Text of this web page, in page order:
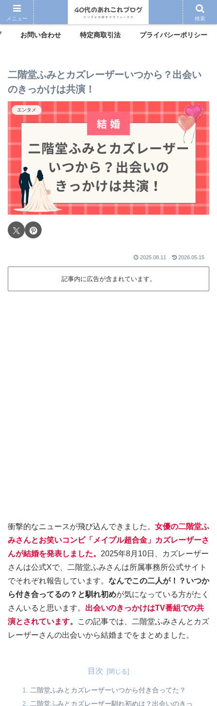
お問い合わせ 特定商取引法 プライバシーポリシー
二階堂ふみとカズレーザーいつから？出会い
のきっかけは共演！
エンタメ
2025.08.11 2026.05.15
記事内に広告が含まれています。
衝撃的なニュースが飛び込んできました。 女優の二階堂ふ
みさんとお笑いコンビ「メイプル超合金」カズレーザーさ
んが結婚を発表しました。 2025年8月10日、カズレーザー
さんは公式Xで、二階堂ふみさんは所属事務所公式サイト
でそれぞれ報告しています。 なんでこの二人が！？いつか
ら付き合ってるの？と馴れ初めが気になっている方がたく
さんいると思います。 出会いのきっかけはTV番組での共
演とされています。
この記事では、二階堂ふみさんとカズ
レーザーさんの出会いから結婚までをまとめました。
目次
二階堂ふみとカズレーザーいつから付き合ってた？
二階堂ふみとカズレーザー馴れ初めは？出会いのきっ
メニュー 検索